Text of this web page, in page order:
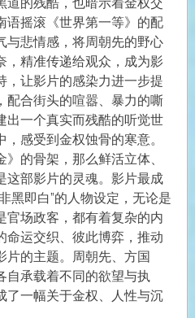
语摇滚《世界第一等》的配
与悲情感，将周朝先的野心
，精准传递给观众，成为影
，让影片的感染力进一步提
配合街头的喧嚣、暴力的嘶
出一个真实而残酷的听觉世
感受到金权蚀骨的寒意。
的骨架，那么鲜活立体、
这部影片的灵魂。影片最成
黑即白”的人物设定，无论是
官场政客，都有着复杂的内
命运交织、彼此博弈，推动
片的主题。周朝先、方国
自承载着不同的欲望与执
了一幅关于金权、人性与沉